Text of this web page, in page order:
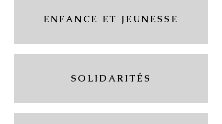
ENFANCE ET JEUNESSE
SOLIDARITÉS